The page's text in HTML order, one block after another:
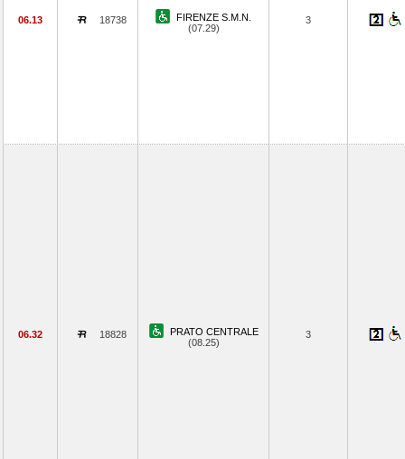
06.13 18738
FIRENZE S.M.N.
(07.29)
3
06.32 18828
PRATO CENTRALE
(08.25)
3